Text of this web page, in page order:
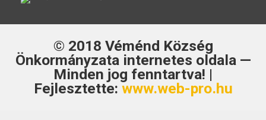
© 2018 Véménd Község
Önkormányzatainternetes oldala —
Minden jog fenntartva! |
Fejlesztette: www.web-pro.hu